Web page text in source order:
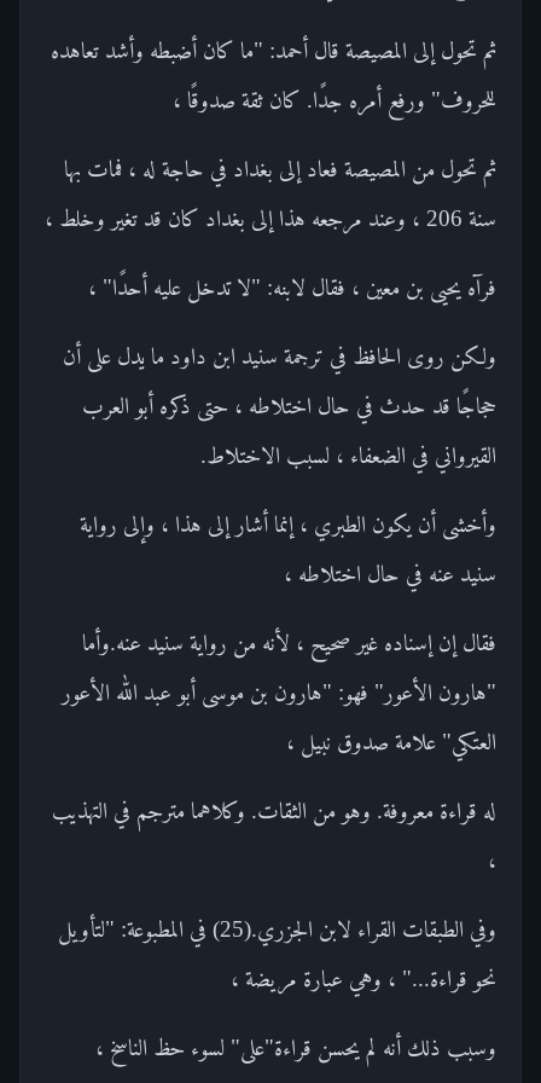
ثم تحول إلى المصيصة قال أحمد: "ما كان أضبطه وأشد تعاهده
للحروف" ورفع أمره جدًا. كان ثقة صدوقًا ،
ثم تحول من المصيصة فعاد إلى بغداد في حاجة له ، فمات بها
سنة 206 ، وعند مرجعه هذا إلى بغداد كان قد تغير وخلط ،
فرآه يحيى بن معين ، فقال لابنه: "لا تدخل عليه أحدًا" ،
ولكن روى الحافظ في ترجمة سنيد ابن داود ما يدل على أن
حجاجًا قد حدث في حال اختلاطه ، حتى ذكره أبو العرب
القيرواني في الضعفاء ، لسبب الاختلاط.
وأخشى أن يكون الطبري ، إنما أشار إلى هذا ، وإلى رواية
سنيد عنه في حال اختلاطه ،
فقال إن إسناده غير صحيح ، لأنه من رواية سنيد عنه.وأما
"هارون الأعور" فهو: "هارون بن موسى أبو عبد الله الأعور
العتكي" علامة صدوق نبيل ،
له قراءة معروفة. وهو من الثقات. وكلاهما مترجم في التهذيب
،
وفي الطبقات القراء لابن الجزري.(25) في المطبوعة: "لتأويل
نحو قراءة..." ، وهي عبارة مريضة ،
وسبب ذلك أنه لم يحسن قراءة"على" لسوء حظ الناسخ ،